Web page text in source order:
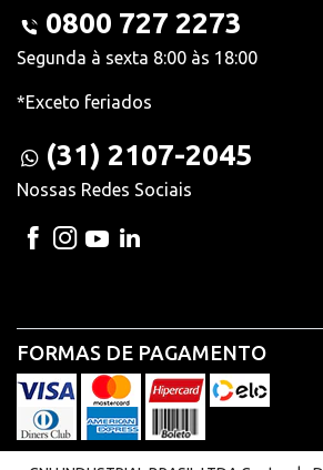
0800 727 2273
Segunda à sexta 8:00 às 18:00
*Exceto feriados
(31) 2107-2045
Nossas Redes Sociais
FORMAS DE PAGAMENTO